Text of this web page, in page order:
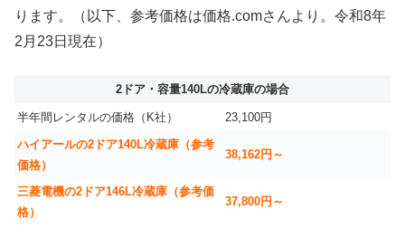
ります。（以下、参考価格は価格.comさんより。令和8年
2月23日現在）
2ドア・容量140Lの冷蔵庫の場合
半年間レンタルの価格（K社）
23,100円
ハイアールの2ドア140L冷蔵庫（参考
価格）
38,162円～
三菱電機の2ドア146L冷蔵庫（参考価
格）
37,800円～